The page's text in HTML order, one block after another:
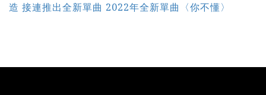
造 接連推出全新單曲 2022年全新單曲〈你不懂〉